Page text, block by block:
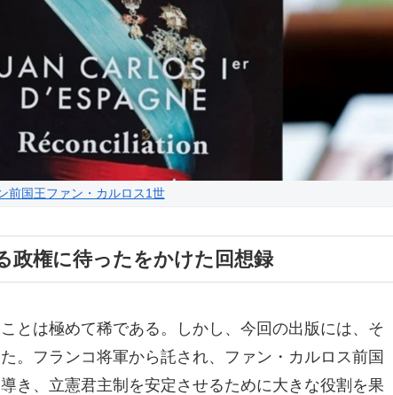
前国王ファン・カルロス1世
政権に待ったをかけた回想録
とは極めて稀である。しかし、今回の出版には、そ
。フランコ将軍から託され、ファン・カルロス前国
き、立憲君主制を安定させるために大きな役割を果